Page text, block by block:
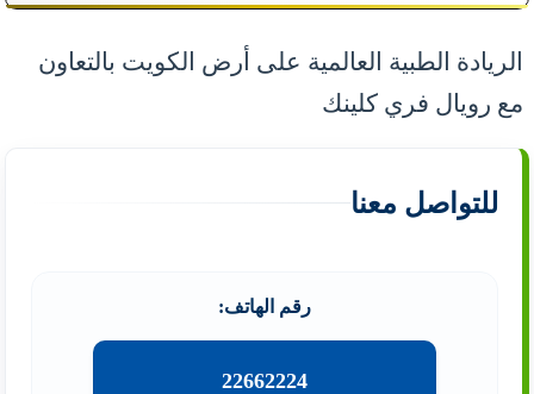
الريادة الطبية العالمية على أرض الكويت بالتعاون
مع رويال فري كلينك
للتواصل معنا
رقم الهاتف:
22662224